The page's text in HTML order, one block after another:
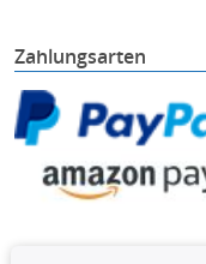
Zahlungsarten